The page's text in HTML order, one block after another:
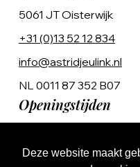
Deze website maakt
5061 JT Oisterwijk
+31 (0)13 52 12 834
info@astridjeulink.nl
NL 0011 87 352 B07
Openingstijden